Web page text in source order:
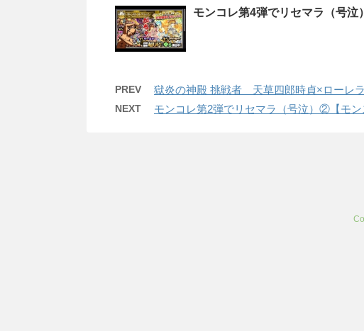
モンコレ第4弾でリセマラ（号
PREV 獄炎の神殿 挑戦者 天草四郎時貞×ローレ
NEXT モンコレ第2弾でリセマラ（号泣）②【モン